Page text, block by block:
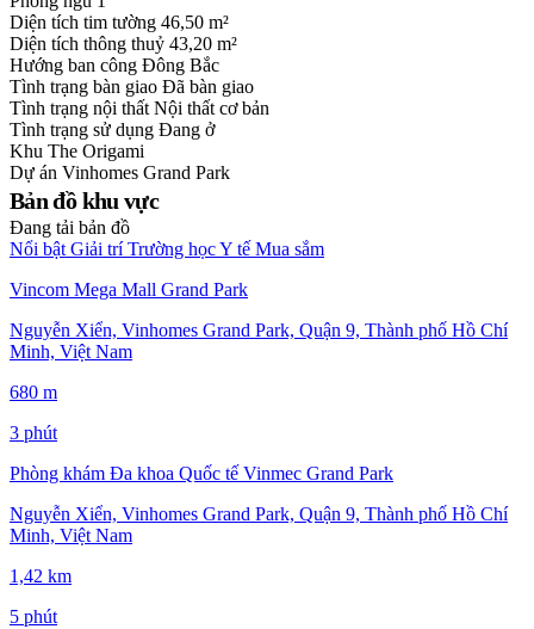
Diện tích tim tường 46,50 m²
Diện tích thông thuỷ 43,20 m²
Hướng ban công Đông Bắc
Tình trạng bàn giao Đã bàn giao
Tình trạng nội thất Nội thất cơ bản
Tình trạng sử dụng Đang ở
Khu The Origami
Dự án Vinhomes Grand Park
Bản đồ khu vực
Đang tải bản đồ
Nổi bật Giải trí Trường họcY tế Mua sắm
Vincom Mega Mall Grand Park
Nguyễn Xiển, Vinhomes Grand Park, Quận 9, Thành phố Hồ Chí
Minh, Việt Nam
680 m
3 phút
Phòng khám Đa khoa Quốc tế Vinmec Grand Park
Nguyễn Xiển, Vinhomes Grand Park, Quận 9, Thành phố Hồ Chí
Minh, Việt Nam
1,42 km
5 phút